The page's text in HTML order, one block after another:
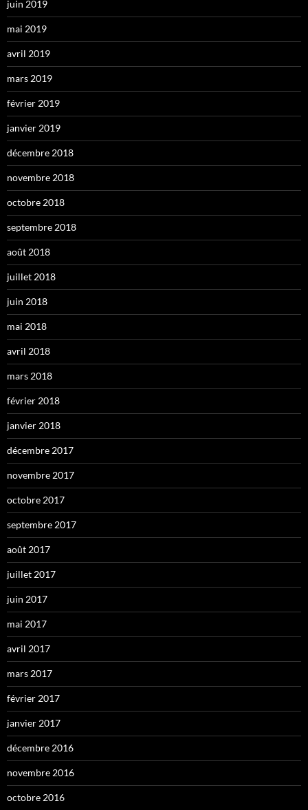
juin 2019
mai 2019
avril 2019
mars 2019
février 2019
janvier 2019
décembre 2018
novembre 2018
octobre 2018
septembre 2018
août 2018
juillet 2018
juin 2018
mai 2018
avril 2018
mars 2018
février 2018
janvier 2018
décembre 2017
novembre 2017
octobre 2017
septembre 2017
août 2017
juillet 2017
juin 2017
mai 2017
avril 2017
mars 2017
février 2017
janvier 2017
décembre 2016
novembre 2016
octobre 2016